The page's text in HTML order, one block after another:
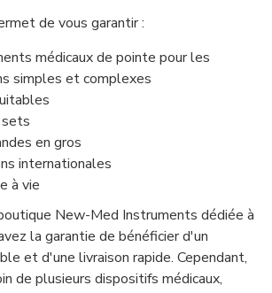
de vous garantir :
médicaux de pointe pour les
simples et complexes
en gros
internationales
à vie
New-Med Instruments dédiée à
la garantie de bénéficier d'un
et d'une livraison rapide. Cependant,
de plusieurs dispositifs médicaux,